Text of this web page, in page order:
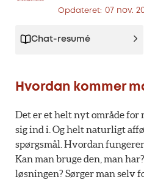
Opdateret: 07 nov.
Chat-resumé
Hvordan kommer
Det er et helt nyt område for
sig ind i. Og helt naturligt
spørgsmål. Hvordan
Kan man bruge den, man
løsningen? Sørger man selv